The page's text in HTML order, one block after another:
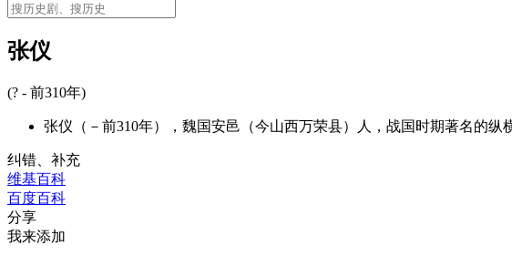
张仪
(? - 前310年)
张仪（－前310年），魏国安邑（今山西万荣县）人，战国时期著名的
纠错、补充
维基百科
百度百科
分享
我来添加